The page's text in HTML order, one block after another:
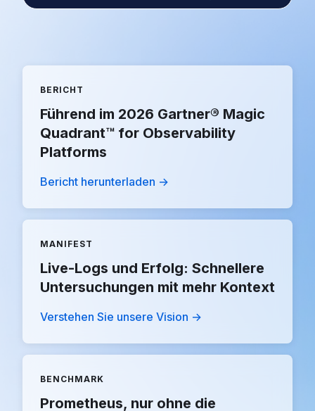
BERICHT
Führend im 2026 Gartner® Magic
Quadrant™ for Observability
Platforms
Bericht herunterladen →
MANIFEST
Live-Logs und Erfolg: Schnellere
Untersuchungen mit mehr Kontext
Verstehen Sie unsere Vision →
BENCHMARK
Prometheus, nur ohne die